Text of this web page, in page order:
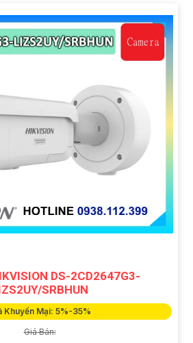
giác quan với camera thông
đáng tin cậy để bảo vệ ngôi nhà
bạn."
DS-2CD2647G3-
SRBHUN
Khuyến Mại: 5%-35%
Giá Bán: